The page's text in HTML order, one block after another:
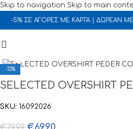
Skip to navigation Skip to main
-5% ΣΕ ΑΓΟΡΕΣ ΜΕ ΚΑΡΤΑ | ΔΩΡΕΑΝ
-13%
SELECTED OVERSHIRT
SKU: 16092026